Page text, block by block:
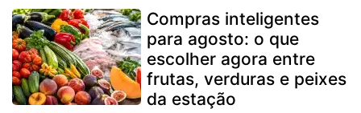
Compras inteligentes
para agosto: o que
escolher agora entre
frutas, verduras e peixes
da estação